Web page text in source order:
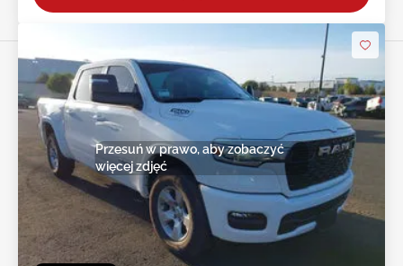
Przesuń w prawo, aby zobaczyć
więcej zdjęć